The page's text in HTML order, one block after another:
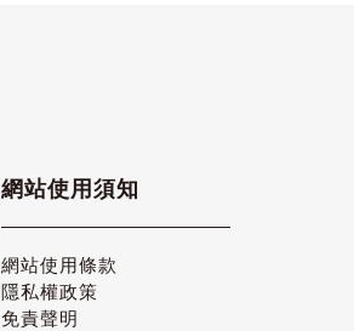
網站使用須知
網站使用條款
隱私權政策
免責聲明